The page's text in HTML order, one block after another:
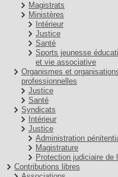
Magistrats
Ministères
Intérieur
Justice
Santé
Sports jeunesse
et vie associative
Organismes et
professionnelles
Justice
Santé
Syndicats
Intérieur
Justice
Administration
Magistrature
Protection judiciaire de
Contributions libres